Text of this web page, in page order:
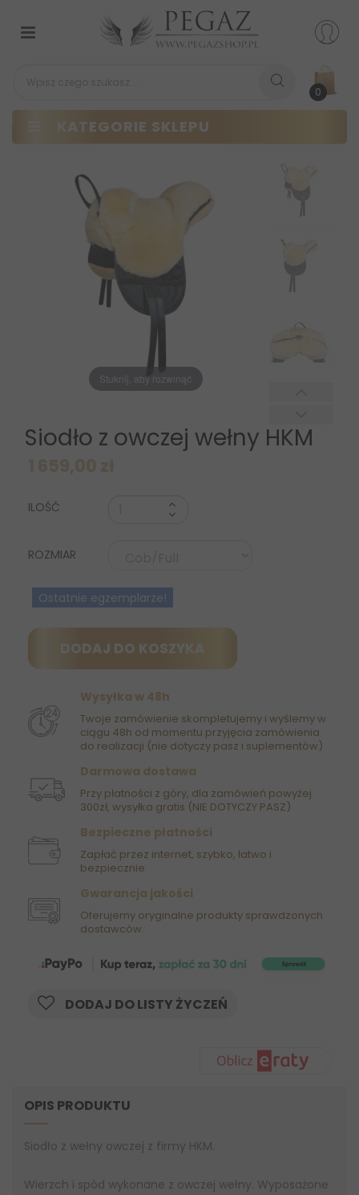
0
KATEGORIE SKLEPU
Przełącz
nawigacji
Stuknij, aby rozwinąć
Siodło z owczej wełny HKM
ILOŚĆ
ROZMIAR
Ostatnie egzemplarze!
DODAJ DO KOSZYKA
Wysyłka w 48h
Twoje zamówienie skompletujemy i wyślemy w
ciągu 48h od momentu przyjęcia zamówienia
do realizacji (nie dotyczy pasz i suplementów)
Darmowa dostawa
Przy płatności z góry, dla zamówień powyżej
300zł, wysyłka gratis (NIE DOTYCZY PASZ)
Bezpieczne płatności
Zapłać przez internet, szybko, łatwo i
bezpiecznie
Gwarancja jakości
Oferujemy oryginalne produkty sprawdzonych
dostawców.
DODAJ DO LISTY ŻYCZEŃ
OPIS PRODUKTU
Siodło z wełny owczej z firmy HKM.
Wierzch i spód wykonane z owczej wełny. Wyposażone